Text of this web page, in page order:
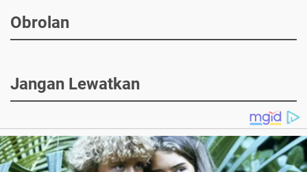
Obrolan
Jangan Lewatkan